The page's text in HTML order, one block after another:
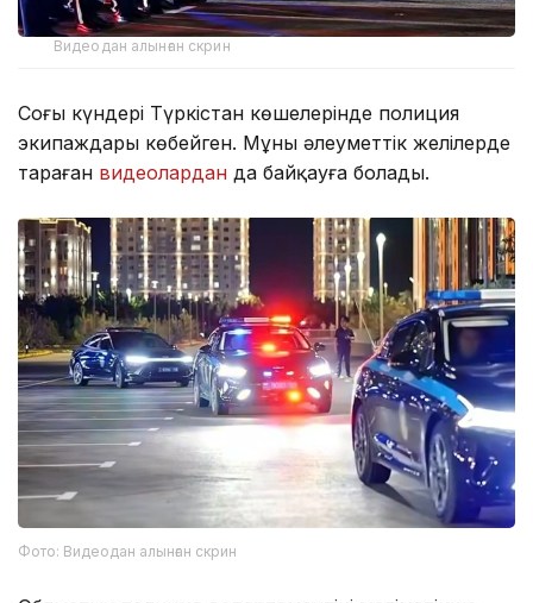
Видеодан алынған скрин
Соңғы күндері Түркістан көшелерінде полиция
экипаждары көбейген. Мұны әлеуметтік желілерде
тараған видеолардан да байқауға болады.
Фото: Видеодан алынған скрин